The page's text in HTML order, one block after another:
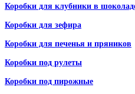
Коробки для клубники в
Коробки для зефира
Коробки для печенья и пряников
Коробки под рулеты
Коробки под пирожные